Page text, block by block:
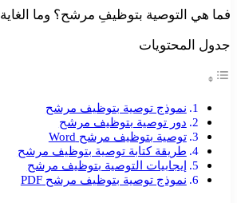
فما هي التوصية بتوظيفِ مرشح؟ وما الغاية
جدول المحتويات
نموذج توصية بتوظيف مرشح
دور توصية بتوظيف مرشح
توصية بتوظيف مرشح Word
طريقة كتابة توصية بتوظيف مرشح
إيجابيات التوصية بتوظيف مرشح
نموذج توصية بتوظيف مرشح PDF